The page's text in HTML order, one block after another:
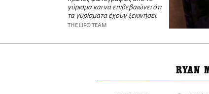
γύρισμα και να επιβεβαιώνει ότι
τα γυρίσματα έχουν ξεκινήσει.
THE LIFO TEAM
RYAN